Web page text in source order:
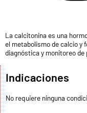
La calcitonina es una
el metabolismo de calcio y
diagnóstica y monitoreo
Indicaciones
No requiere ninguna